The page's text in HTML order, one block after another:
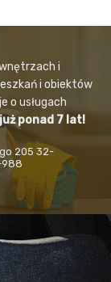
i
i obiektów
o usługach
ponad 7 lat!
205 32-
988